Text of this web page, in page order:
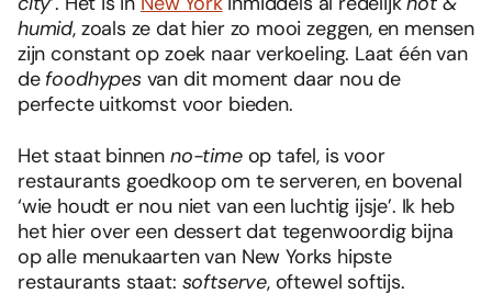
humid, zoals ze dat hier zo mooi zeggen, en mensen
zijn constant op zoek naar verkoeling. Laat één van
de foodhypes van dit moment daar nou de
perfecte uitkomst voor bieden.
Het staat binnen no-time op tafel, is voor
restaurants goedkoop om te serveren, en bovenal
‘wie houdt er nou niet van een luchtig ijsje’. Ik heb
het hier over een dessert dat tegenwoordig bijna
op alle menukaarten van New Yorks hipste
restaurants staat: softserve, oftewel softijs.